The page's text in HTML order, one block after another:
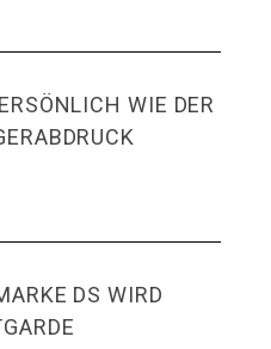
WIE DER
DS WIRD